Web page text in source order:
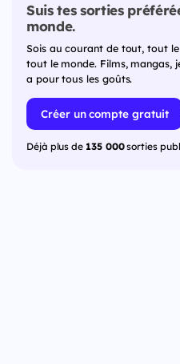
Suis tes sorties
monde.
Sois au courant de tout, tout
tout le monde. Films, mangas,
a pour tous les goûts.
Créer un compte gratuit
Déjà plus de 135 000sorties